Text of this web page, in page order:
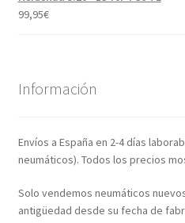
99,95€
Información
Envíos a España en 2-4 días
neumáticos). Todos los precios
Solo vendemos neumáticos
antigüedad desde su fecha de